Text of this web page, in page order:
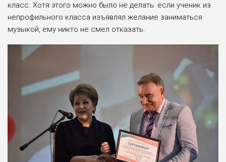
класс. Хотя этого можно было не делать: если ученик из
непрофильно­го класса изъявлял желание заниматься
музыкой, ему никто не смел отказать.